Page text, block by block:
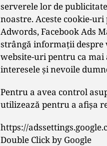
serverele lor de
noastre. Aceste cookie-
Adwords, Facebook Ads
strângă informaţii despre
website-uri pentru ca
interesele şi nevoile
Pentru a avea control
utilizează pentru a afişa
https://
Double Click by Google